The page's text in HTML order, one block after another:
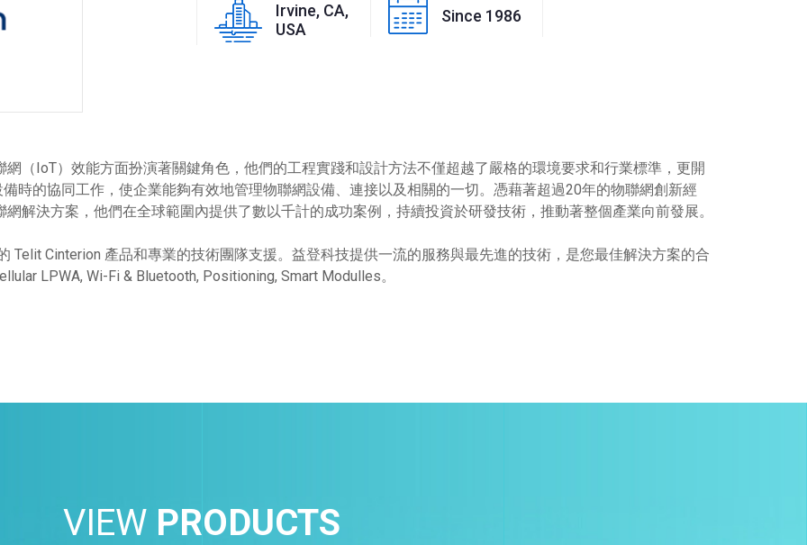
Irvine, CA,
USA
Since 1986
（IoT）效能方面扮演著關鍵角色，他們的工程實踐和設計方法不僅超越了嚴格的環境要求和行業標準，更開
時的協同工作，使企業能夠有效地管理物聯網設備、連接以及相關的一切。憑藉著超過20年的物聯網創新經
解決方案，他們在全球範圍內提供了數以千計的成功案例，持續投資於研發技術，推動著整個產業向前發展。
Telit Cinterion 產品和專業的技術團隊支援。益登科技提供一流的服務與最先進的技術，是您最佳解決方案的合
LPWA, Wi-Fi & Bluetooth, Positioning, Smart Modulles。
VIEW PRODUCTS